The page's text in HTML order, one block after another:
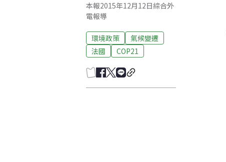
本報2015年12月12日綜合外
電報導
環境政策
氣候變遷
法國
COP21